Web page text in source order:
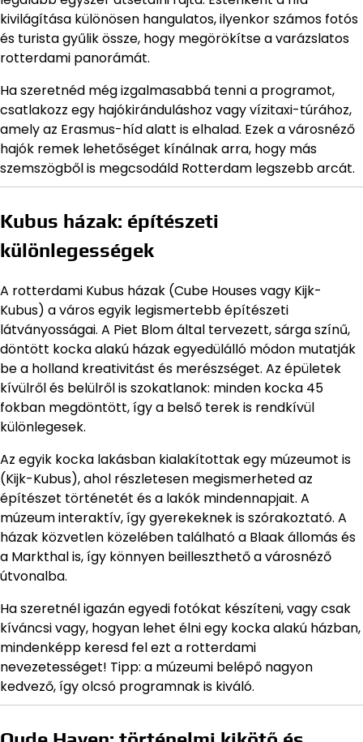
kivilágítása különösen hangulatos, ilyenkor számos fotós
és turista gyűlik össze, hogy megörökítse a varázslatos
rotterdami panorámát.
Ha szeretnéd még izgalmasabbá tenni a programot,
csatlakozz egy hajókiránduláshoz vagy vízitaxi-túrához,
amely az Erasmus-híd alatt is elhalad. Ezek a városnéző
hajók remek lehetőséget kínálnak arra, hogy más
szemszögből is megcsodáld Rotterdam legszebb arcát.
Kubus házak: építészeti
különlegességek
A rotterdami Kubus házak (Cube Houses vagy Kijk-
Kubus) a város egyik legismertebb építészeti
látványosságai. A Piet Blom által tervezett, sárga színű,
döntött kocka alakú házak egyedülálló módon mutatják
be a holland kreativitást és merészséget. Az épületek
kívülről és belülről is szokatlanok: minden kocka 45
fokban megdöntött, így a belső terek is rendkívül
különlegesek.
Az egyik kocka lakásban kialakítottak egy múzeumot is
(Kijk-Kubus), ahol részletesen megismerheted az
építészet történetét és a lakók mindennapjait. A
múzeum interaktív, így gyerekeknek is szórakoztató. A
házak közvetlen közelében található a Blaak állomás és
a Markthal is, így könnyen beilleszthető a városnéző
útvonalba.
Ha szeretnél igazán egyedi fotókat készíteni, vagy csak
kíváncsi vagy, hogyan lehet élni egy kocka alakú házban,
mindenképp keresd fel ezt a rotterdami
nevezetességet! Tipp: a múzeumi belépő nagyon
kedvező, így olcsó programnak is kiváló.